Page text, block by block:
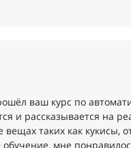
ваш курс по
и рассказывается на
таких как кукисы,
мне